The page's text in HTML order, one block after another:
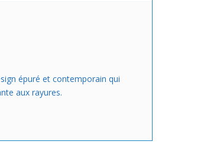
épuré et contemporain qui
aux rayures.